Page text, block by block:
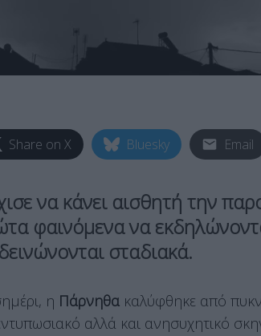
Share on X Bluesky Email
να κάνει αισθητή την
φαινόμενα να
σταδιακά.
η Πάρνηθα καλύφθηκε από
αλλά και ανησυχητικό